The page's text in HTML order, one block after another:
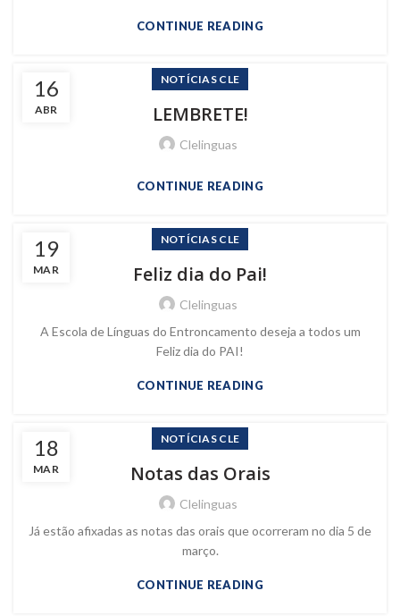
CONTINUE READING
16
ABR
NOTÍCIAS CLE
LEMBRETE!
Clelinguas
CONTINUE READING
19
MAR
NOTÍCIAS CLE
Feliz dia do Pai!
Clelinguas
A Escola de Línguas do Entroncamento deseja a todos um
Feliz dia do PAI!
CONTINUE READING
18
MAR
NOTÍCIAS CLE
Notas das Orais
Clelinguas
Já estão afixadas as notas das orais que ocorreram no dia 5 de
março.
CONTINUE READING